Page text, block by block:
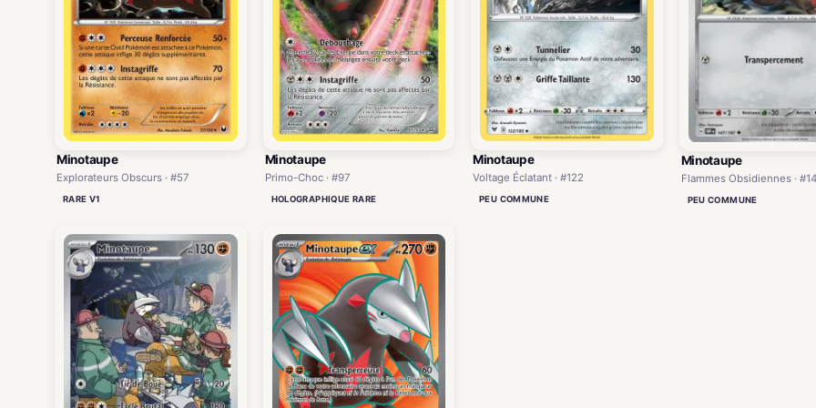
Minotaupe
Explorateurs Obscurs · #57
RARE V1
Minotaupe
Primo-Choc · #97
HOLOGRAPHIQUE RARE
Minotaupe
Voltage Éclatant · #122
PEU COMMUNE
Minotaupe
Flammes Obsidiennes ·
PEU COMMUNE